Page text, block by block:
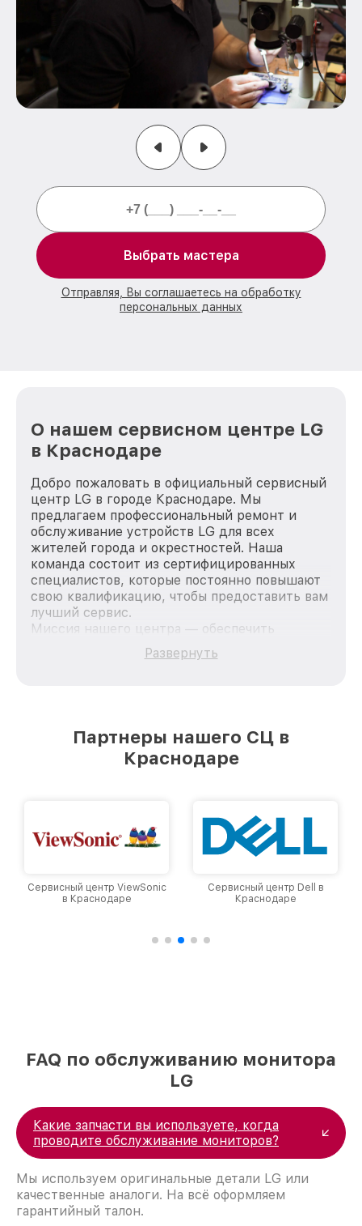
Выбрать мастера
Отправляя, Вы соглашаетесь на обработку
персональных данных
О нашем сервисном центре LG
в Краснодаре
Добро пожаловать в официальный сервисный
центр LG в городе Краснодаре. Мы
предлагаем профессиональный ремонт и
обслуживание устройств LG для всех
жителей города и окрестностей. Наша
команда состоит из сертифицированных
специалистов, которые постоянно повышают
свою квалификацию, чтобы предоставить вам
лучший сервис.
Миссия нашего центра — обеспечить
качественный и доступный ремонт для
каждого пользователя продукции LG, вне
лучшим сервисным центром LG в городе
Краснодаре, постоянно повышая уровень
Развернуть
Партнеры нашего СЦ в
Краснодаре
Сервисный центр ViewSonic
в Краснодаре
Сервисный центр Dell в
Краснодаре
FAQ по обслуживанию монитора
LG
Какие запчасти вы используете, когда
проводите обслуживание мониторов?
Мы используем оригинальные детали LG или
качественные аналоги. На всё оформляем
гарантийный талон.